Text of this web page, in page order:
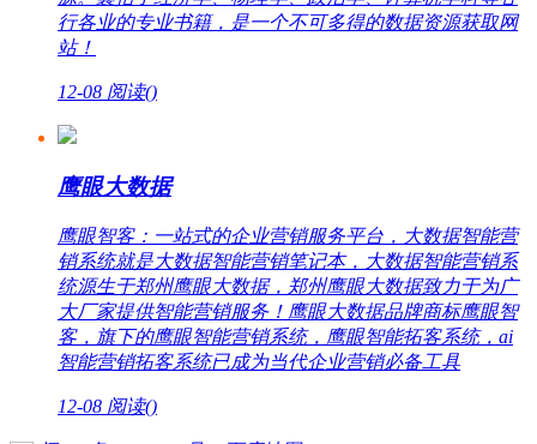
行各业的专业书籍，是一个不可多得的数据资源获取网
站！
12-08 阅读()
鹰眼大数据
鹰眼智客：一站式的企业营销服务平台，大数据智能营
销系统就是大数据智能营销笔记本，大数据智能营销系
统源生于郑州鹰眼大数据，郑州鹰眼大数据致力于为广
大厂家提供智能营销服务！鹰眼大数据品牌商标鹰眼智
客，旗下的鹰眼智能营销系统，鹰眼智能拓客系统，ai
智能营销拓客系统已成为当代企业营销必备工具
12-08 阅读()